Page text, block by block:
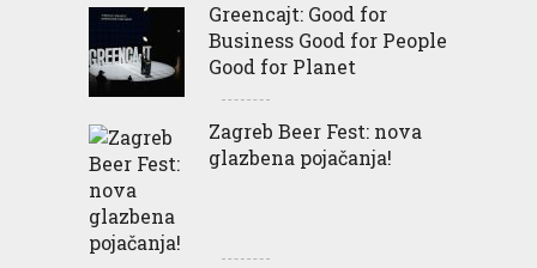
Greencajt: Good for
Business Good for People
Good for Planet
Zagreb Beer Fest: nova
glazbena pojačanja!